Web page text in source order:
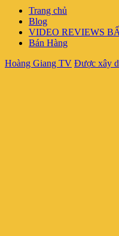
Trang chủ
Blog
VIDEO REVIEWS
Bán Hàng
Hoàng Giang TV Được xây